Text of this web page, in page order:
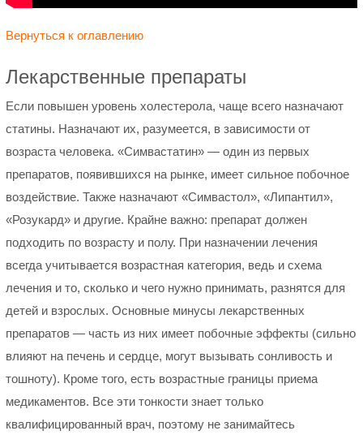
Вернуться к оглавлению
Лекарственные препараты
Если повышен уровень холестерола, чаще всего назначают
статины. Назначают их, разумеется, в зависимости от
возраста человека. «Симвастатин» — один из первых
препаратов, появившихся на рынке, имеет сильное побочное
воздействие. Также назначают «Симвастол», «Липантил»,
«Розукард» и другие. Крайне важно: препарат должен
подходить по возрасту и полу. При назначении лечения
всегда учитывается возрастная категория, ведь и схема
лечения и то, сколько и чего нужно принимать, разнятся для
детей и взрослых. Основные минусы лекарственных
препаратов — часть из них имеет побочные эффекты (сильно
влияют на печень и сердце, могут вызывать сонливость и
тошноту). Кроме того, есть возрастные границы приема
медикаментов. Все эти тонкости знает только
квалифицированный врач, поэтому не занимайтесь